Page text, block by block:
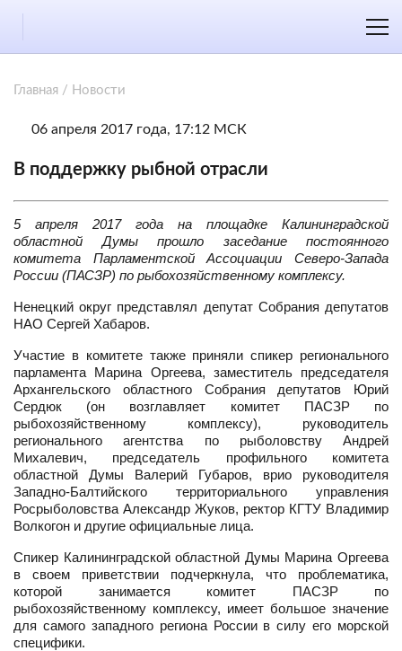
Главная / Новости
06 апреля 2017 года, 17:12 МСК
В поддержку рыбной отрасли
5 апреля 2017 года на площадке Калининградской
областной Думы прошло заседание постоянного
комитета Парламентской Ассоциации Северо-Запада
России (ПАСЗР) по рыбохозяйственному комплексу.
Ненецкий округ представлял депутат Собрания депутатов
НАО Сергей Хабаров.
Участие в комитете также приняли спикер регионального
парламента Марина Оргеева, заместитель председателя
Архангельского областного Собрания депутатов Юрий
Сердюк (он возглавляет комитет ПАСЗР по
рыбохозяйственному комплексу), руководитель
регионального агентства по рыболовству Андрей
Михалевич, председатель профильного комитета
областной Думы Валерий Губаров, врио руководителя
Западно-Балтийского территориального управления
Росрыболовства Александр Жуков, ректор КГТУ Владимир
Волкогон и другие официальные лица.
Спикер Калининградской областной Думы Марина Оргеева
в своем приветствии подчеркнула, что проблематика,
которой занимается комитет ПАСЗР по
рыбохозяйственному комплексу, имеет большое значение
для самого западного региона России в силу его морской
специфики.